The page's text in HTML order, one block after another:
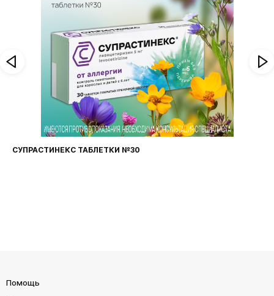
СУПРАСТИНЕКС ТАБЛЕТКИ №30
Помощь